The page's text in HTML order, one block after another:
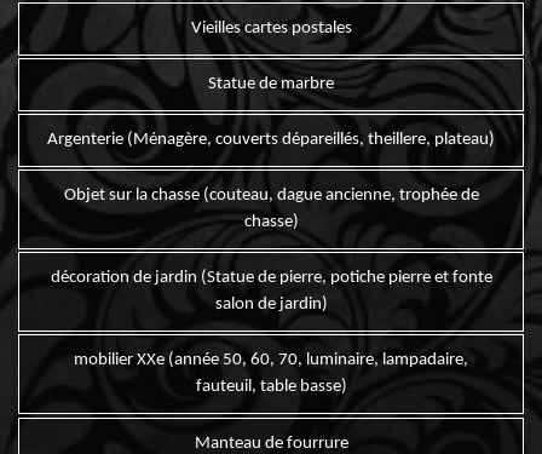
Vieilles cartes postales
Statue de marbre
Argenterie (Ménagère, couverts dépareillés, theillere, plateau)
Objet sur la chasse (couteau, dague ancienne, trophée de
chasse)
décoration de jardin (Statue de pierre, potiche pierre et fonte
salon de jardin)
mobilier XXe (année 50, 60, 70, luminaire, lampadaire,
fauteuil, table basse)
Manteau de fourrure